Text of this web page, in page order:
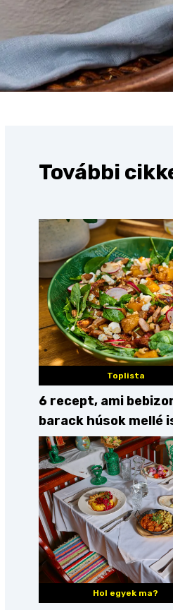
További
Toplista
6 recept, ami
barack húsok mellé
Hol egyek ma?